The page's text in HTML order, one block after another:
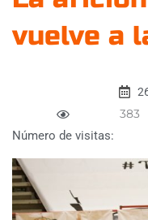
vuelve a
Número de visitas:
383